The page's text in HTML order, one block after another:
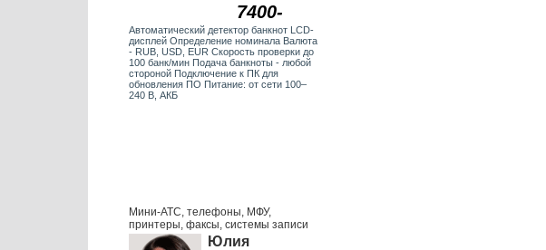
7400-
Автоматический детектор банкнот LCD-
дисплей Определение номинала Валюта
- RUB, USD, EUR Скорость проверки до
100 банк/мин Подача банкноты - любой
стороной Подключение к ПК для
обновления ПО Питание: от сети 100–
240 В, АКБ
Мини-АТС, телефоны, МФУ,
принтеры, факсы, системы записи
Юлия